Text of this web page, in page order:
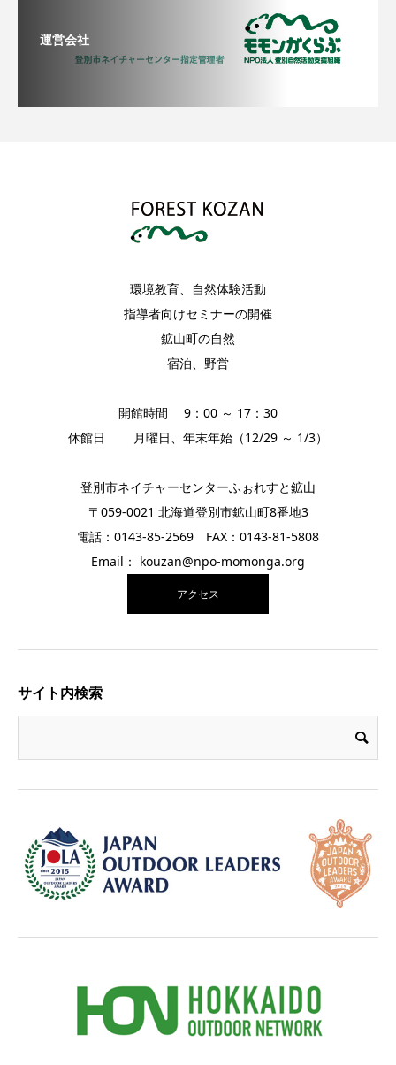
運営会社
環境教育、自然体験活動
指導者向けセミナーの開催
鉱山町の自然
宿泊、野営
開館時間 9：00 ～ 17：30
休館日 月曜日、年末年始（12/29 ～ 1/3）
登別市ネイチャーセンターふぉれすと鉱山
〒059-0021 北海道登別市鉱山町8番地3
電話：0143-85-2569 FAX：0143-81-5808
Email： kouzan@npo-momonga.org
アクセス
サイト内検索